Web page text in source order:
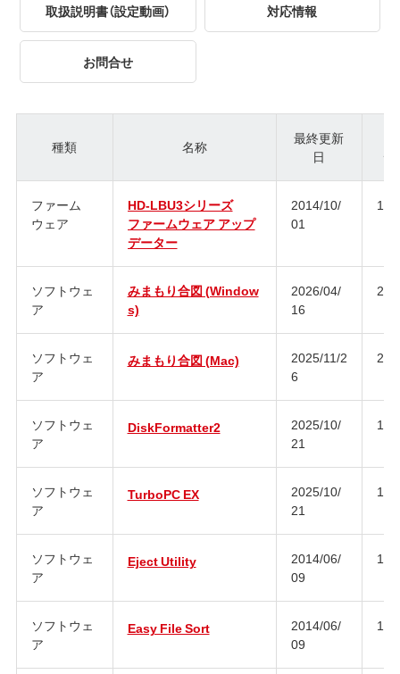
取扱説明書（設定動画） 対応情報
お問合せ
種類 名称
最終更新
日
ジ
ファーム
ウェア
HD-LBU3シリーズ
ファームウェア アップ
データー
2014/10/
01
ソフトウェ
ア
みまもり合図 (Window
s)
2026/04/
16
ソフトウェ
ア
みまもり合図 (Mac)
2025/11/2
6
ソフトウェ
ア
DiskFormatter2
2025/10/
21
ソフトウェ
ア
TurboPC EX
2025/10/
21
ソフトウェ
ア
Eject Utility
2014/06/
09
ソフトウェ
ア
Easy File Sort
2014/06/
09